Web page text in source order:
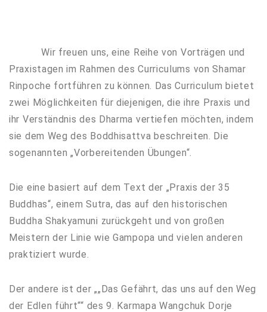
Wir freuen uns, eine Reihe von Vorträgen und
Praxistagen im Rahmen des Curriculums von Shamar
Rinpoche fortführen zu können. Das Curriculum bietet
zwei Möglichkeiten für diejenigen, die ihre Praxis und
ihr Verständnis des Dharma vertiefen möchten, indem
sie dem Weg des Boddhisattva beschreiten. Die
sogenannten „Vorbereitenden Übungen“.
Die eine basiert auf dem Text der „Praxis der 35
Buddhas“, einem Sutra, das auf den historischen
Buddha Shakyamuni zurückgeht und von großen
Meistern der Linie wie Gampopa und vielen anderen
praktiziert wurde.
Der andere ist der „„Das Gefährt, das uns auf den Weg
der Edlen führt““ des 9. Karmapa Wangchuk Dorje